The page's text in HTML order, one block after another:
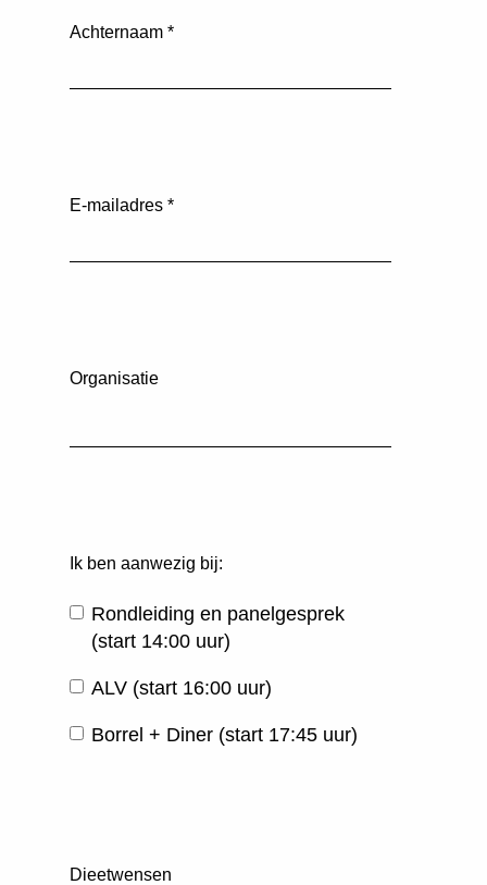
Achternaam *
E-mailadres *
Organisatie
Ik ben aanwezig bij:
Rondleiding en panelgesprek
(start 14:00 uur)
ALV (start 16:00 uur)
Borrel + Diner (start 17:45 uur)
Dieetwensen